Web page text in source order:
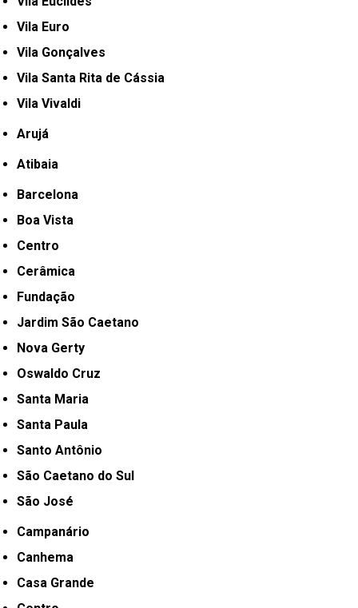
Vila Euro
Vila Gonçalves
Vila Santa Rita de Cássia
Vila Vivaldi
Arujá
Atibaia
Barcelona
Boa Vista
Centro
Cerâmica
Fundação
Jardim São Caetano
Nova Gerty
Oswaldo Cruz
Santa Maria
Santa Paula
Santo Antônio
São Caetano do Sul
São José
Campanário
Canhema
Casa Grande